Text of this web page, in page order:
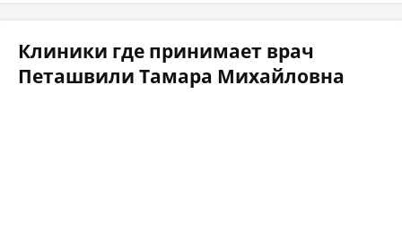
Клиники где принимает врач
Петашвили Тамара Михайловна